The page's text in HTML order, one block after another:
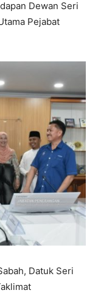
Dewan Seri
Pejabat
Datuk Seri